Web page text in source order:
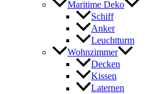
Maritime Deko
Schiff
Anker
Leuchtturm
Wohnzimmer
Decken
Kissen
Laternen